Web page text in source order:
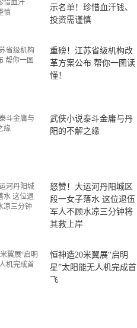
示名单！珍惜血汗钱、
投资需谨慎
重磅！江苏省级机构改
革方案公布 帮你一图读
懂！
武侠小说泰斗金庸与丹
阳的不解之缘
怒赞！大运河丹阳城区
段一女子落水 这位退伍
军人不顾水凉三分钟将
其救上岸
恒神造20米翼展“启明
星”太阳能无人机完成首
飞